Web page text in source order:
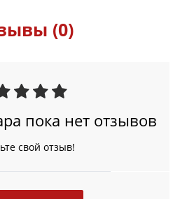
(0)
пока нет отзывов
свой отзыв!